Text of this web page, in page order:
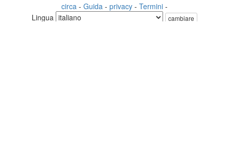
circa - Guida - privacy - Termini -
Lingua
cambiare